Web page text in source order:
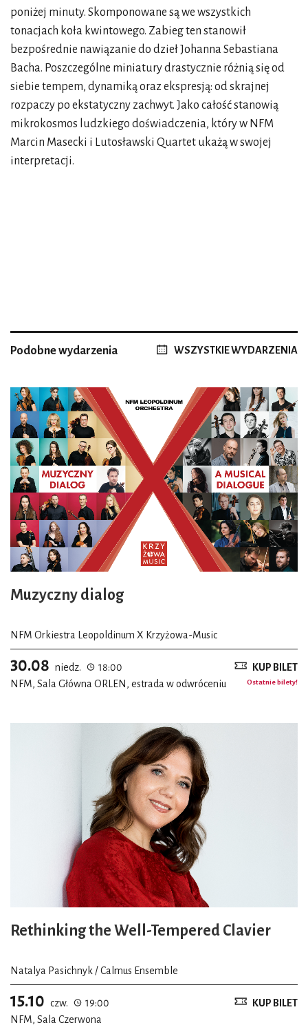
poniżej minuty. Skomponowane są we wszystkich
tonacjach koła kwintowego. Zabieg ten stanowił
bezpośrednie nawiązanie do dzieł Johanna Sebastiana
Bacha. Poszczególne miniatury drastycznie różnią się od
siebie tempem, dynamiką oraz ekspresją: od skrajnej
rozpaczy po ekstatyczny zachwyt. Jako całość stanowią
mikrokosmos ludzkiego doświadczenia, który w NFM
Marcin Masecki i Lutosławski Quartet ukażą w swojej
interpretacji.
Podobne wydarzenia WSZYSTKIE WYDARZENIA
Muzyczny dialog
NFM Orkiestra Leopoldinum X Krzyżowa-Music
30.08 niedz.
18:00
NFM, Sala Główna ORLEN, estrada w odwróceniu
KUP BILET
Ostatnie bilety!
Rethinking the Well-Tempered Clavier
Natalya Pasichnyk / Calmus Ensemble
15.10 czw.
19:00
NFM, Sala Czerwona
KUP BILET